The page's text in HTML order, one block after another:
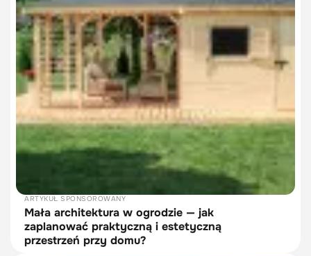
ARTYKUŁ SPONSOROWANY
Mała architektura w ogrodzie — jak
zaplanować praktyczną i estetyczną
przestrzeń przy domu?